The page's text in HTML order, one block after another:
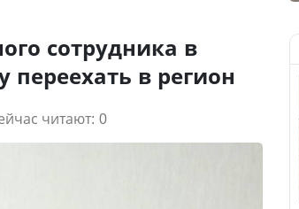
сотрудника в
переехать в регион
читают: 0